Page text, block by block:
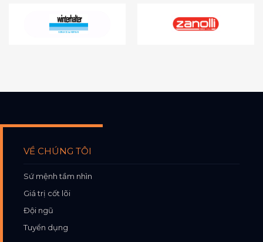
VỀ CHÚNG TÔI
Sứ mệnh tầm nhìn
Giá trị cốt lõi
Đội ngũ
Tuyển dụng